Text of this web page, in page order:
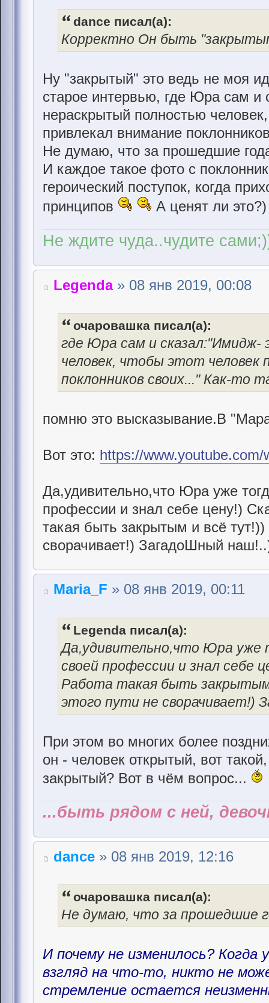
dance писал(а):
Корректно Он быть
Ну "закрытый" это ведь не моя
старое интервью, где Юра сам и
нераскрытый полностью
привлекал внимание
Не думаю, что за прошедшие
И каждое такое фото с
героический поступок, когда
принципов
А ценят ли это?)
Не ждите чуда..чудите
Legenda» 08 янв 2019, 00:08
очаровашка писал(а):
где Юра сам и
человек, чтобы этот человек
поклонников своих..." Как-то
помню это высказывание.В
Вот это: https://
Да,удивительно,что Юра уже
профессии и знал себе цену!)
такая быть закрытым и всё
сворачивает!) ЗагадоШный
Maria_F » 08 янв 2019, 00:11
Legenda писал(а):
Да,удивительно,что Юра уже
своей профессии и знал себе
Работа такая быть
этого пути не сворачивает!)
При этом во многих более
он - человек открытый, вот
закрытый? Вот в чём вопрос...
...быть рядом с ней,
dance » 08 янв 2019, 12:16
очаровашка писал(а):
Не думаю, что за прошедшие
И почему не изменилось? Когда
взгляд на что-то, никто не
стремление остается